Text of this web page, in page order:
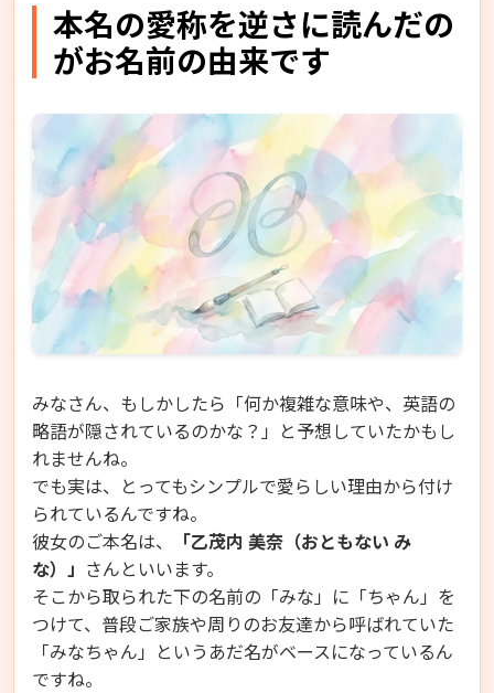
本名の愛称を逆さに読んだの
がお名前の由来です
みなさん、もしかしたら「何か複雑な意味や、英語の
略語が隠されているのかな？」と予想していたかもし
れませんね。
でも実は、とってもシンプルで愛らしい理由から付け
られているんですね。
彼女のご本名は、
「乙茂内 美奈（おともない み
な）」 さんといいます。
そこから取られた下の名前の「みな」に「ちゃん」を
つけて、普段ご家族や周りのお友達から呼ばれていた
「みなちゃん」というあだ名がベースになっているん
ですね。